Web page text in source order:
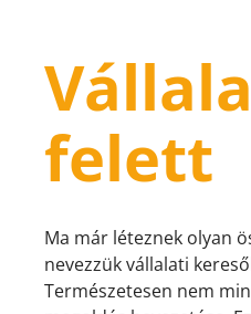
felett
Ma már léteznek olyan
nevezzük vállalati
Természetesen nem